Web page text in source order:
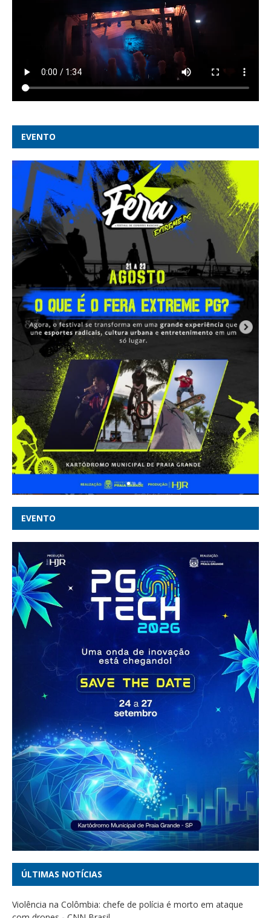
EVENTO
EVENTO
ÚLTIMAS NOTÍCIAS
Violência na Colômbia: chefe de polícia é morto em ataque